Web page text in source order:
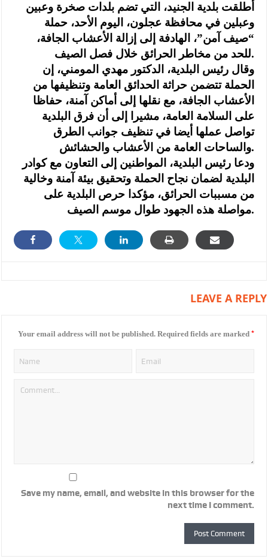
أطلقت بلدية الجنيد، التي تضم بلدات صخرة وعبين
وعبلين في محافظة عجلون، اليوم الأحد، حملة
“صيف آمن”، الهادفة إلى إزالة الأعشاب الجافة،
للحد من مخاطر الحرائق خلال فصل الصيف.
وقال رئيس البلدية، الدكتور مهدي المومني، إن
الحملة تتضمن حراثة الحدائق العامة وتنظيفها من
الأعشاب الجافة، مع نقلها إلى أماكن آمنة، حفاظا
على السلامة العامة، مشيرا إلى أن فرق البلدية
تواصل عملها أيضا في تنظيف جوانب الطرق
والساحات العامة من الأعشاب والحشائش.
ودعا رئيس البلدية، المواطنين إلى التعاون مع كوادر
البلدية لضمان نجاح الحملة وتحقيق بيئة آمنة وخالية
من مسببات الحرائق، مؤكدا حرص البلدية على
مواصلة هذه الجهود طوال موسم الصيف.
LEAVE A REPLY
Your email address will not be published. Required fields are marked *
Save my name, email, and website in this browser for the
next time I comment.